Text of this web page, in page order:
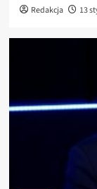
Redakcja 13